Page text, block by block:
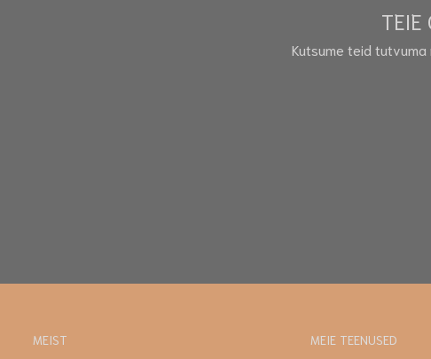
TEIE
Kutsume teid
MEIST MEIE TEENUSED